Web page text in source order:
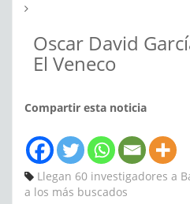
Oscar David
El Veneco
Compartir esta noticia
Llegan 60 investigadores a
a los más buscados